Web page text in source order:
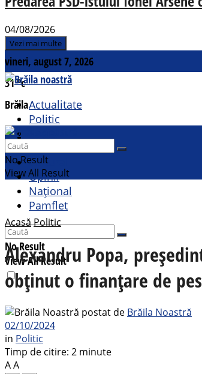
04/08/2026
Vezi mai multe
vineri, august 7, 2026
31°c
Brăila
Contact
Actualitate
Politic
Cultural
Opinii
Național
Pamflet
No Result
View All Result
No Result
View All Result
AcasăPolitic
Alexandru Popa,
obținut o finanțare de
postat de Brăila Noastră
02/10/2024
in Politic
Timp de citire: 2 minute
AA